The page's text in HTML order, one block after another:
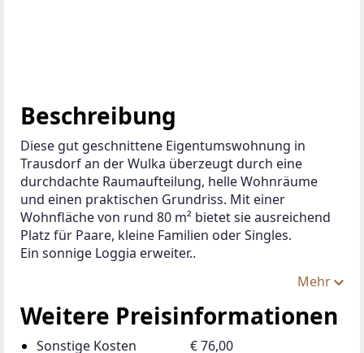
Zur Merkliste hinzufügen